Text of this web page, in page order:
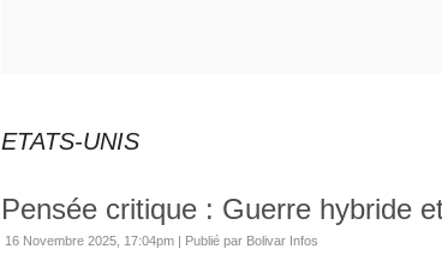
ETATS-UNIS
Pensée critique : Guerre hybride
16 Novembre 2025, 17:04pm | Publié par Bolivar Infos